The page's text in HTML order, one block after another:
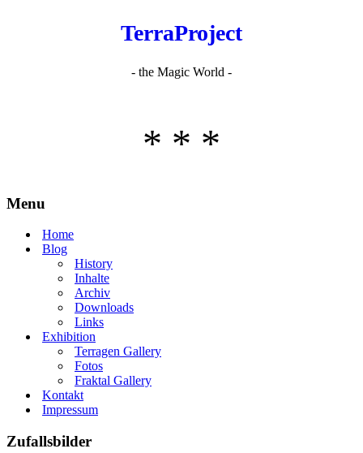
TerraProject
- the Magic World -
* * *
Menu
Home
Blog
History
Inhalte
Archiv
Downloads
Links
Exhibition
Terragen Gallery
Fotos
Fraktal Gallery
Kontakt
Impressum
Zufallsbilder